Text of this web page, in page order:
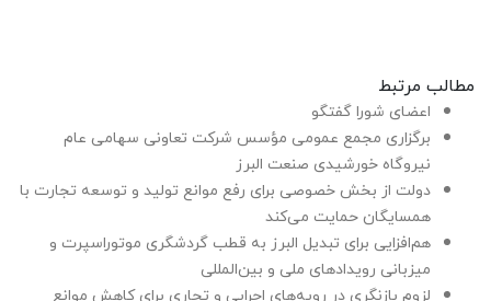
مطالب مرتبط
اعضای شورا گفتگو
برگزاری مجمع عمومی مؤسس شرکت تعاونی سهامی عام
نیروگاه خورشیدی صنعت البرز
دولت از بخش خصوصی برای رفع موانع تولید و توسعه تجارت با
همسایگان حمایت می‌کند
هم‌افزایی برای تبدیل البرز به قطب گردشگری موتوراسپرت و
میزبانی رویدادهای ملی و بین‌المللی
لزوم بازنگری در رویه‌های اجرایی و تجاری برای کاهش موانع